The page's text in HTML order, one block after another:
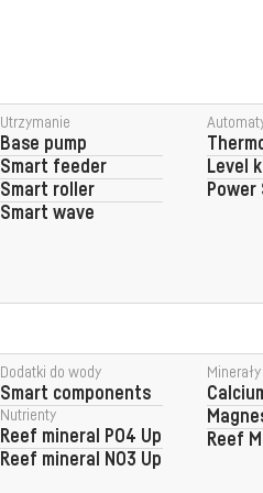
Utrzymanie
Base pump
Smart feeder
Smart roller
Smart wave
Level
Dodatki do wody
Smart components
Nutrienty
Reef mineral PO4 Up
Reef mineral NO3 Up
Reef